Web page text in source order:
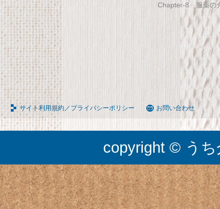
調節可能 Licht リヒト
65090050BR
Chapter-8 服薬の
サイト利用規約／プライバシーポリシー お問い合わせ
copyright © う